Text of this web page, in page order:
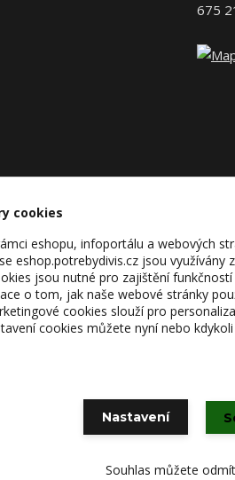
675
Vytvořeno na
cookies
eshopu, infoportálu a webových
eshop.potrebydivis.cz jsou využívány
jsou nutné pro zajištění
o tom, jak naše webové stránky
cookies slouží pro
cookies můžete nyní nebo
Nastavení
Souhlas můžete